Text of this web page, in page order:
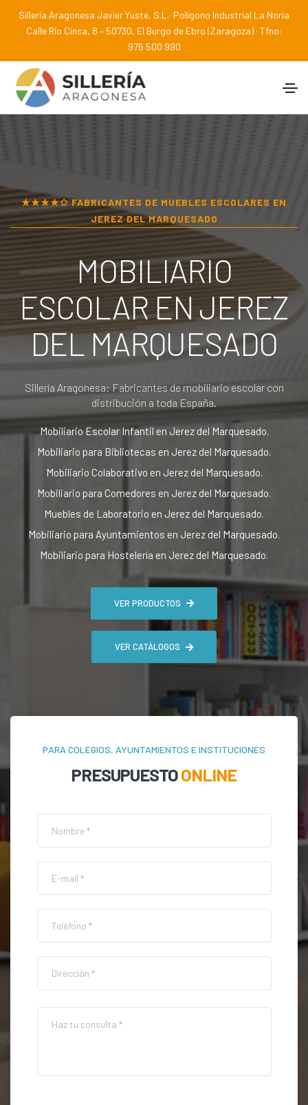
Sillería Aragonesa Javier Yuste, S.L.· Polígono Industrial La Noria
Calle Río Cinca, 8 – 50730, El Burgo de Ebro (Zaragoza) · Tfno:
976 500 990
★★★★✩ FABRICANTES DE MUEBLES ESCOLARES EN
JEREZ DEL MARQUESADO
MOBILIARIO
ESCOLAR EN JEREZ
DEL MARQUESADO
Sillería Aragonesa: Fabricantes de mobiliario escolar con
distribución a toda España.
Mobiliario Escolar Infantil en Jerez del Marquesado.
Mobiliario para Bibliotecas en Jerez del Marquesado.
Mobiliario Colaborativo en Jerez del Marquesado.
Mobiliario para Comedores en Jerez del Marquesado.
Muebles de Laboratorio en Jerez del Marquesado.
Mobiliario para Ayuntamientos en Jerez del Marquesado.
Mobiliario para Hostelería en Jerez del Marquesado.
VER PRODUCTOS
VER CATÁLOGOS
PARA COLEGIOS, AYUNTAMIENTOS E INSTITUCIONES
PRESUPUESTOONLINE